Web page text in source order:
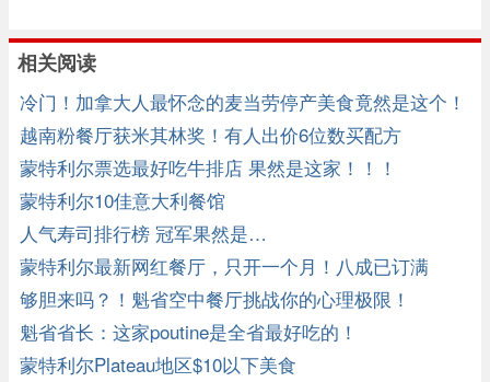
相关阅读
冷门！加拿大人最怀念的麦当劳停产美食竟然是这个！
越南粉餐厅获米其林奖！有人出价6位数买配方
蒙特利尔票选最好吃牛排店 果然是这家！！！
蒙特利尔10佳意大利餐馆
人气寿司排行榜 冠军果然是…
蒙特利尔最新网红餐厅，只开一个月！八成已订满
够胆来吗？！魁省空中餐厅挑战你的心理极限！
魁省省长：这家poutine是全省最好吃的！
蒙特利尔Plateau地区$10以下美食